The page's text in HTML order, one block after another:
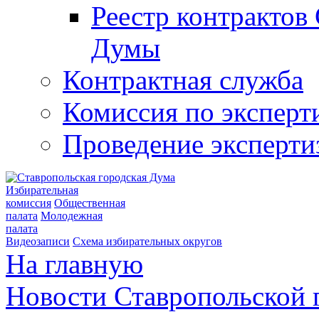
Реестр
Думы
Контрактная служба
Комиссия по
Проведение
Избирательная
комиссия Общественная
палата Молодежная
палата
Видеозаписи Схема избирательных округов
На главную
Новости